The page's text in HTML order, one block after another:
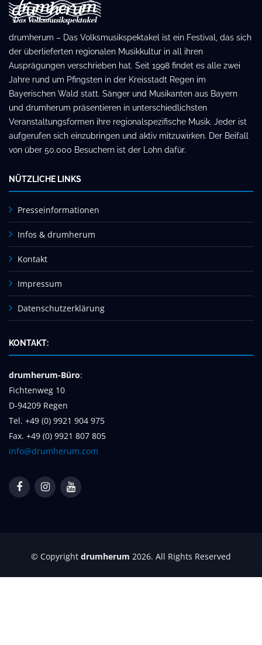
drumherum – Das Volksmusikspektakel ist ein Festival, das sich
der überlieferten regionalen Musikkultur in all ihren
Ausprägungen verschrieben hat. Seit 1998 findet es alle zwei
Jahre rund um Pfingsten in der Kreisstadt Regen im
Bayerischen Wald statt. Sänger und Musikanten aus Bayern
und drumherum präsentieren in unterschiedlichsten
Veranstaltungsformen ihre regionalspezifische Musik. Jeder ist
aufgerufen sich einzubringen und aktiv mitzuwirken. Der Beifall
von über 50.000 Besuchern ist der Lohn dafür.
NÜTZLICHE LINKS
Presseinformationen
Infos & drumherum
Kontakt
Impressum
Datenschutzerklärung
KONTAKT:
drumherum-Büro:
Fichtenweg 10
D-94209 Regen
Tel. +49 (0) 9921 904 975
Fax. +49 (0) 9921 807 805
info@drumherum.com
© Copyright drumherum 2026. All Rights Reserved